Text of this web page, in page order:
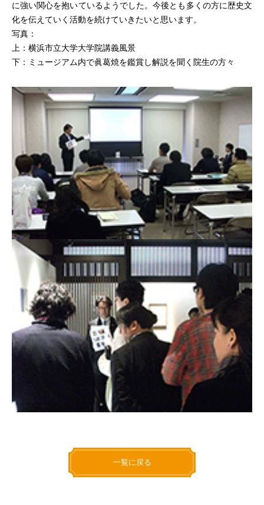
に強い関心を抱いているようでした。今後とも多くの方に歴史文
化を伝えていく活動を続けていきたいと思います。
写真：
上：横浜市立大学大学院講義風景
下：ミュージアム内で眞葛焼を鑑賞し解説を聞く院生の方々
一覧に戻る